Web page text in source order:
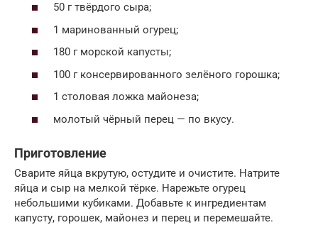
50 г твёрдого сыра;
1 маринованный огурец;
180 г морской капусты;
100 г консервированного зелёного горошка;
1 столовая ложка майонеза;
молотый чёрный перец — по вкусу.
Приготовление
Сварите яйца вкрутую, остудите и очистите. Натрите
яйца и сыр на мелкой тёрке. Нарежьте огурец
небольшими кубиками. Добавьте к ингредиентам
капусту, горошек, майонез и перец и перемешайте.